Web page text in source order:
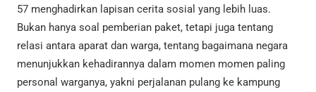
57 menghadirkan lapisan cerita sosial yang lebih luas.
Bukan hanya soal pemberian paket, tetapi juga tentang
relasi antara aparat dan warga, tentang bagaimana negara
menunjukkan kehadirannya dalam momen momen paling
personal warganya, yakni perjalanan pulang ke kampung